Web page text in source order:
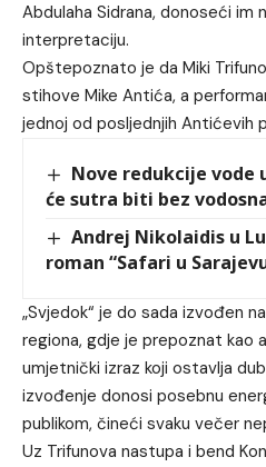
Abdulaha Sidrana, donoseći im
interpretaciju.
Opštepoznato je da Miki
stihove Mike Antića, a
jednoj od posljednjih Antićevih
Nove redukcije vode
će sutra biti bez
Andrej Nikolaidis u
roman “Safari u
„Svjedok“ je do sada izvođen
regiona, gdje je prepoznat kao
umjetnički izraz koji ostavlja
izvođenje donosi posebnu
publikom, čineći svaku večer
Uz Trifunova nastupa i bend